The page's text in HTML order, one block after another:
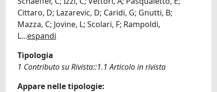
Cittaro, D; Lazarevic, D; Caridi, G; Gnutti, B;
Mazza, C; Jovine, L; Scolari, F; Rampoldi,
L...espandi
Tipologia
1 Contributo su Rivista::1.1 Articolo in rivista
Appare nelle tipologie: